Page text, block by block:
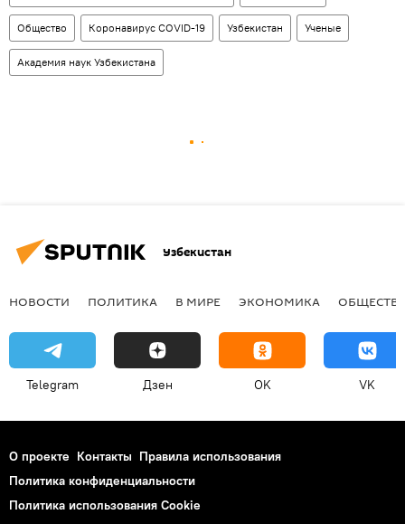
Общество Коронавирус COVID-19 Узбекистан Ученые
Академия наук Узбекистана
Узбекистан
НОВОСТИ ПОЛИТИКА В МИРЕ ЭКОНОМИКА
Telegram Дзен OK VK
О проекте Контакты Правила использования
Политика конфиденциальности
Политика использования Cookie